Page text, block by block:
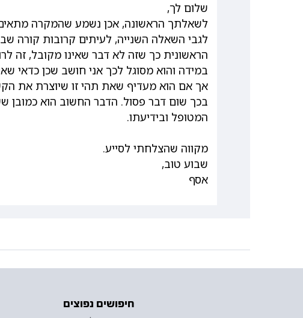
שלום לך,
לשאלתך הראשונה, אכן נשמע שהמקרה מתאים
לגבי השאלה השנייה, לעיתים קרובות קורה
הראשונית כך שזה לא דבר שאינו מקובל, זה
במידה והוא מסוגל לכך אני חושב שכן כדאי
אך אם הוא מעדיף שאת תהי זו שיוצרת את
בכך שום דבר פסול. הדבר החשוב הוא כמובן
המטופל ובידיעתו.
מקווה שהצלחתי לסייע.
שבוע טוב,
אסף
חיפושים נפוצים